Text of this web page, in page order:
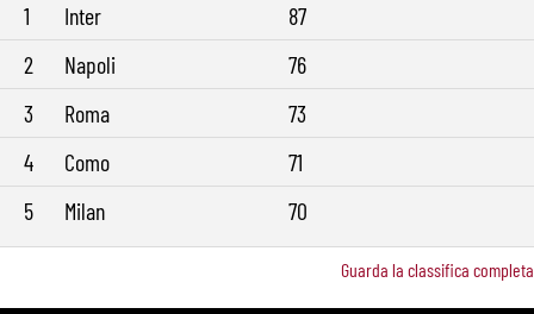
1 Inter
87
2
Napoli
76
3
Roma
73
4
Como
71
5
Milan 70
Guarda la classifica completa